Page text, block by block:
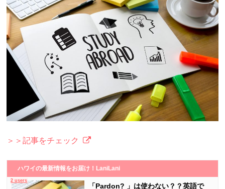
＞＞記事をチェック
ハワイの最新情報をお届け！LaniLani
2 users
「Pardon? 」は使わない？？英語で